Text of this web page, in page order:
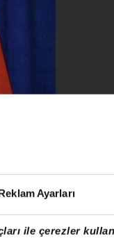
Ayarları
ile çerezler